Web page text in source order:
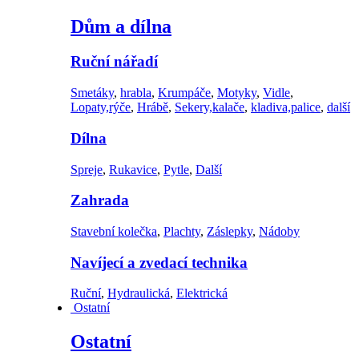
Dům a dílna
Ruční nářadí
Smetáky, hrabla, Krumpáče, Motyky, Vidle,
Lopaty,rýče, Hrábě, Sekery,kalače, kladiva,palice, další
Dílna
Spreje, Rukavice, Pytle, Další
Zahrada
Stavební kolečka, Plachty, Záslepky, Nádoby
Navíjecí a zvedací technika
Ruční, Hydraulická, Elektrická
Ostatní
Ostatní